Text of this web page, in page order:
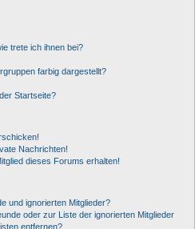
trete ich ihnen bei?
farbig dargestellt?
Startseite?
Nachrichten!
dieses Forums erhalten!
und ignorierten Mitglieder?
oder zur Liste der ignorierten Mitglieder
entfernen?